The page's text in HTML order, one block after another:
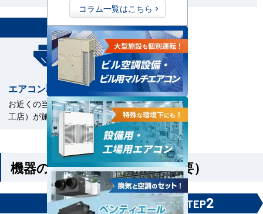
STEP7
エアコン取付工事
お近くの当社指定工事店（直
工店）が施工いたします。
機器のみご購入の方（工事不要）
STEP1 STEP2
コラム一覧はこちら